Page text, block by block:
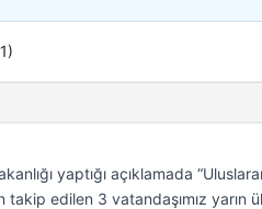
yaptığı açıklamada
takip edilen 3 vatandaşımız yarın